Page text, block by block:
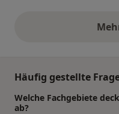
Häufig gestellte
Welche Fachgebiete
ab?